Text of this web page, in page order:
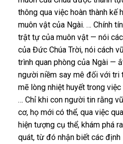
thông qua việc hoàn thành kế
muôn vật của Ngài. … Chính
trật tự của muôn vật — nói
của Đức Chúa Trời, nói cách
trình quan phòng của Ngài —
người niềm say mê đối với tri
mẽ lòng nhiệt huyết trong
… Chỉ khi con người tin rằng
cơ, họ mới có thể, qua việc
hiện tượng cụ thể, khám phá
quát, từ đó nhận biết các